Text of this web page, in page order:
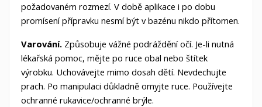
požadovaném rozmezí. V době aplikace i po dobu
promísení přípravku nesmí být v bazénu nikdo přítomen.
Varování. Způsobuje vážné podráždění očí. Je-li nutná
lékařská pomoc, mějte po ruce obal nebo štítek
výrobku. Uchovávejte mimo dosah dětí. Nevdechujte
prach. Po manipulaci důkladně omyjte ruce. Používejte
ochranné rukavice/ochranné brýle.